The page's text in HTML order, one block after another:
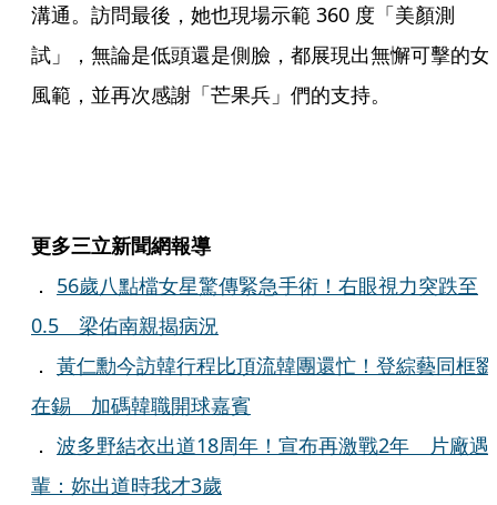
溝通。訪問最後，她也現場示範 360 度「美顏測
試」，無論是低頭還是側臉，都展現出無懈可擊的女
風範，並再次感謝「芒果兵」們的支持。
更多三立新聞網報導
． 56歲八點檔女星驚傳緊急手術！右眼視力突跌至
0.5 梁佑南親揭病況
． 黃仁勳今訪韓行程比頂流韓團還忙！登綜藝同框劉
在錫 加碼韓職開球嘉賓
． 波多野結衣出道18周年！宣布再激戰2年 片廠遇
輩：妳出道時我才3歲